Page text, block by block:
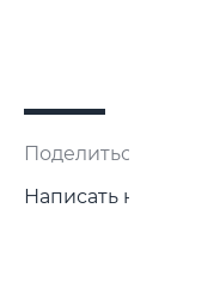
Поделиться:
Написать нам